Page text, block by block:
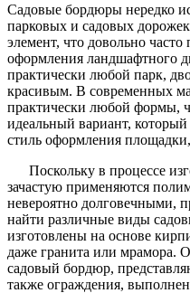
Садовые бордюры нередко
парковых и садовых
элемент, что довольно часто
оформления ландшафтного
практически любой парк,
красивым. В современных
практически любой формы,
идеальный вариант,
стиль оформления
Поскольку в процессе
зачастую применяются
невероятно
найти различные виды
изготовлены на основе
даже гранита или мрамора.
садовый бордюр,
также ограждения,